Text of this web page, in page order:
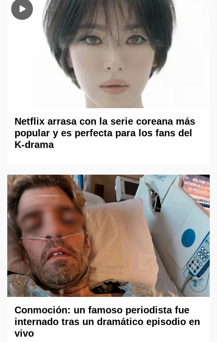
Netflix arrasa con la serie coreana más
popular y es perfecta para los fans del
K-drama
Conmoción: un famoso periodista fue
internado tras un dramático episodio en
vivo